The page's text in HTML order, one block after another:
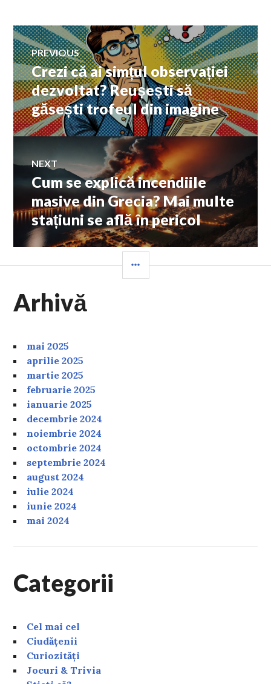
Navigare
în
articole
PREVIOUS
Previous
post:
Crezi că ai simțul observației
dezvoltat? Reușești să
găsești trofeul din imagine
NEXT
Next
Cum se explică incendiile
masive din Grecia? Mai multe
stațiuni se află în pericol
Arhivă
mai 2025
aprilie 2025
martie 2025
februarie 2025
ianuarie 2025
decembrie 2024
noiembrie 2024
octombrie 2024
septembrie 2024
august 2024
iulie 2024
iunie 2024
mai 2024
Categorii
Cel mai cel
Ciudățenii
Curiozități
Jocuri & Trivia